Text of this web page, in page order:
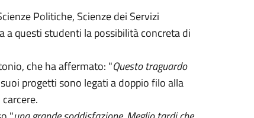
Politiche, Scienze dei Servizi
a questi studenti la possibilità concreta di
che ha affermato: "Questo traguardo
suoi progetti sono legati a doppio filo alla